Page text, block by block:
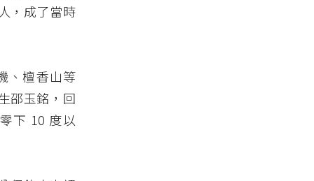
，成了當時
、檀香山等
邵玉銘，回
下 10 度以